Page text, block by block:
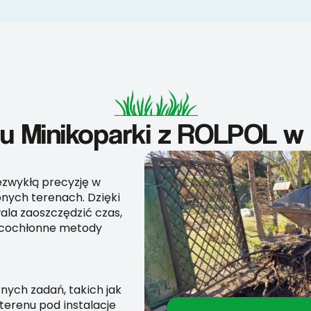
Minikoparki z ROLPOL
precyzję w
terenach. Dzięki
zaoszczędzić czas,
metody
zadań, takich jak
pod instalacje